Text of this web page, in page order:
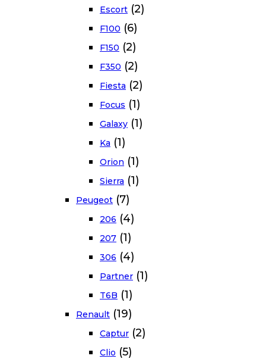
Escort (2)
F100 (6)
F150 (2)
F350 (2)
Fiesta (2)
Focus (1)
Galaxy (1)
Ka (1)
Orion (1)
Sierra (1)
Peugeot (7)
206 (4)
207 (1)
306 (4)
Partner (1)
T6B (1)
Renault (19)
Captur (2)
Clio (5)